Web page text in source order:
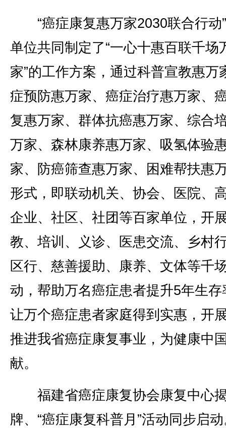
“癌症康复惠万家2030联合行动
单位共同制定了“一心十惠百联千场
家”的工作方案，通过科普宣教惠万
症预防惠万家、癌症治疗惠万家、
复惠万家、群体抗癌惠万家、综合
万家、森林康养惠万家、吸氢体验
家、防癌筛查惠万家、困难帮扶惠
形式，即联动机关、协会、医院、
企业、社区、社团等百家单位，开
教、培训、义诊、医患交流、乡村
区行、慈善援助、康养、文体等千
动，帮助万名癌症患者提升5年生存
让万个癌症患者家庭得到实惠，开
推进我省癌症康复事业，为健康中
献。
福建省癌症康复协会康复中心
牌、“癌症康复科普月”活动同步启